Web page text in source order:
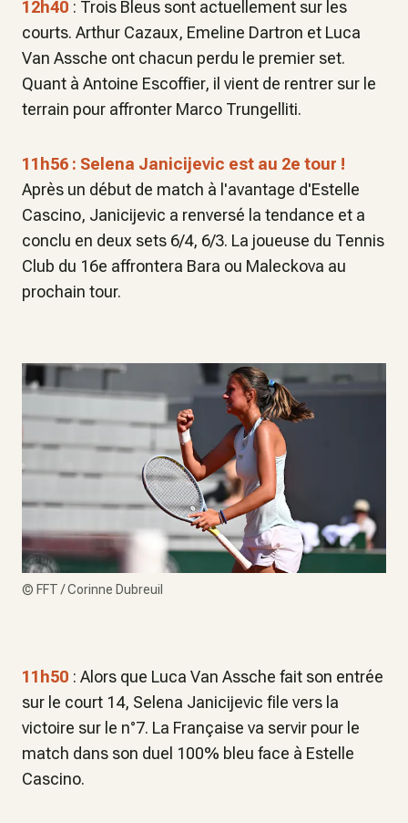
12h40 : Trois Bleus sont actuellement sur les
courts. Arthur Cazaux, Emeline Dartron et Luca
Van Assche ont chacun perdu le premier set.
Quant à Antoine Escoffier, il vient de rentrer sur le
terrain pour affronter Marco Trungelliti.
11h56 : Selena Janicijevic est au 2e tour !
Après un début de match à l'avantage d'Estelle
Cascino, Janicijevic a renversé la tendance et a
conclu en deux sets 6/4, 6/3. La joueuse du Tennis
Club du 16e affrontera Bara ou Maleckova au
prochain tour.
© FFT / Corinne Dubreuil
11h50 : Alors que Luca Van Assche fait son entrée
sur le court 14, Selena Janicijevic file vers la
victoire sur le n°7. La Française va servir pour le
match dans son duel 100% bleu face à Estelle
Cascino.